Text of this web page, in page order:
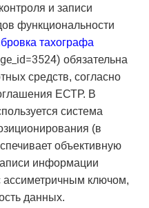
и записи
функциональности
тахографа
обязательна
средств, согласно
ЕСТР. В
система
(в
объективную
информации
ассиметричным ключом,
данных.